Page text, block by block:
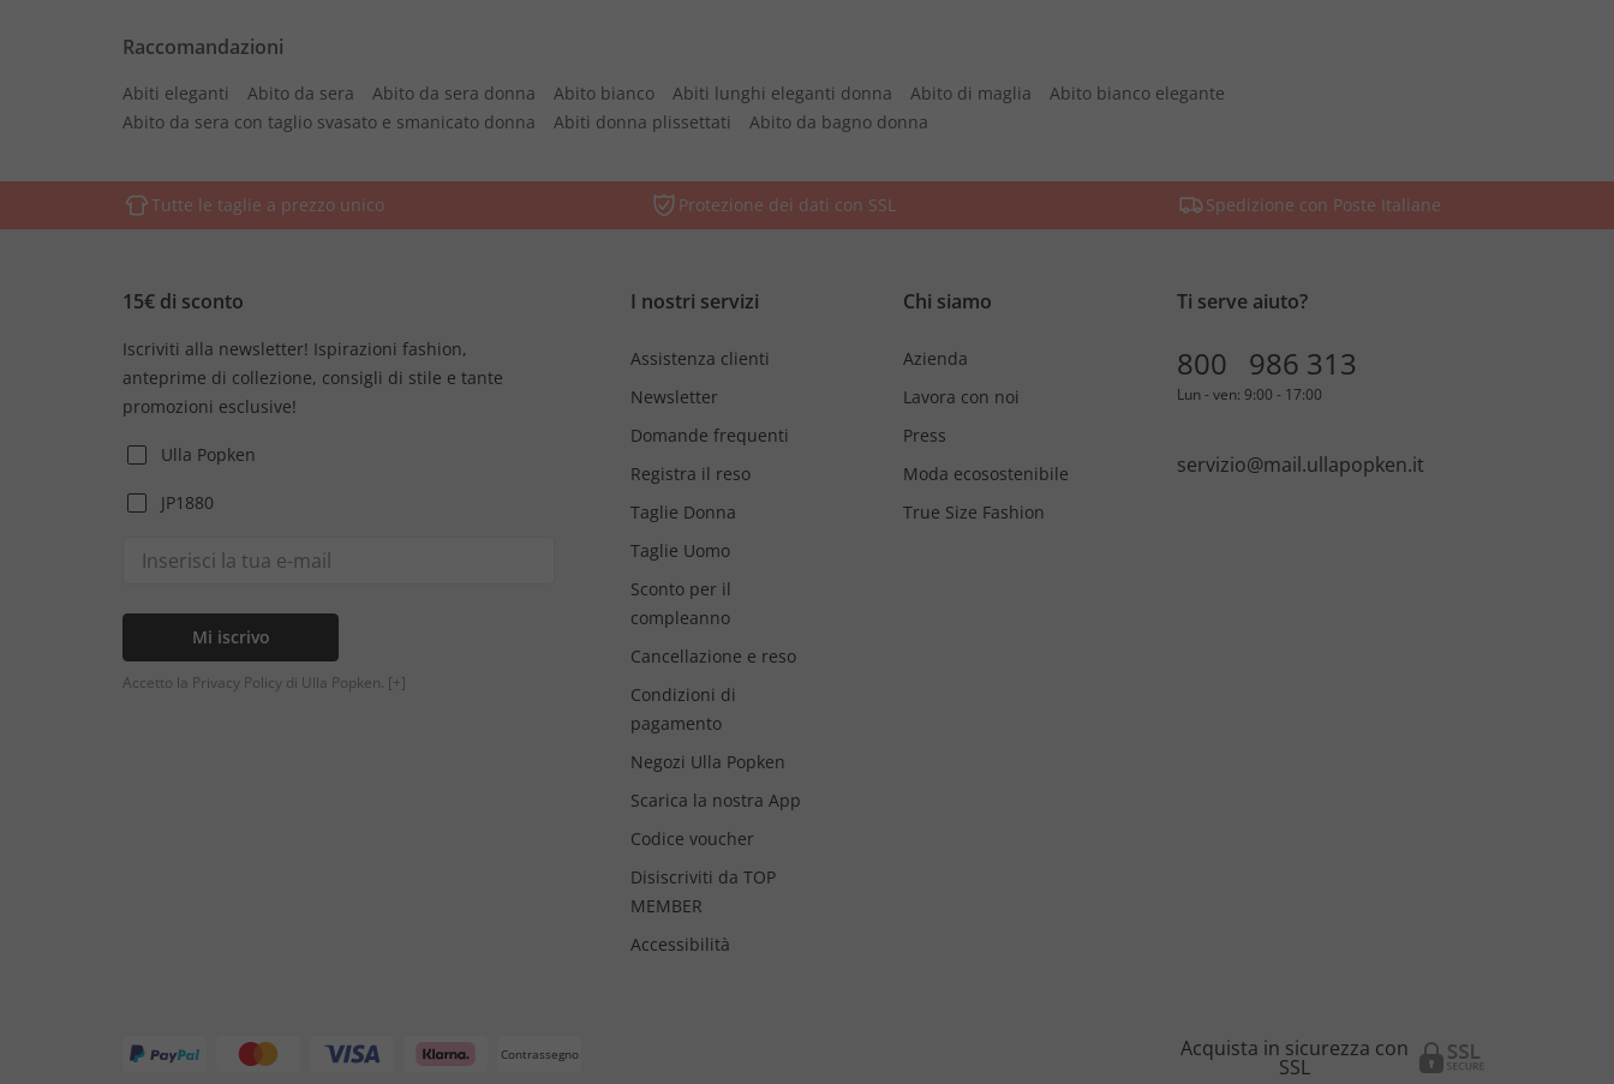
Raccomandazioni
Abiti eleganti Abito da sera Abito da sera donna Abito bianco Abiti lunghi eleganti donna Abito di maglia
Abito bianco elegante
Abito da sera con taglio svasato e smanicato donna
Abiti donna plissettati Abito da bagno donna
Tutte le taglie a prezzo unico Protezione dei dati con SSL Spedizione con Poste Italiane
15€ di sconto
Iscriviti alla newsletter! Ispirazioni fashion,
anteprime di collezione, consigli di stile e tante
promozioni esclusive!
Ulla Popken
JP1880
Mi iscrivo
Accetto la Privacy Policy di Ulla Popken. [+]
I nostri servizi
Assistenza clienti
Newsletter
Domande frequenti
Registra il reso
Taglie Donna
Taglie Uomo
Sconto per il
compleanno
Cancellazione e reso
Condizioni di
pagamento
Negozi Ulla Popken
Scarica la nostra App
Codice voucher
Disiscriviti da TOP
MEMBER
Accessibilità
Chi siamo
Azienda
Lavora con noi
Press
Moda ecosostenibile
True Size Fashion
Ti serve aiuto?
800 986 313
Lun - ven: 9:00 - 17:00
servizio@mail.ullapopken.it
Contrassegno Acquista in sicurezza con
SSL